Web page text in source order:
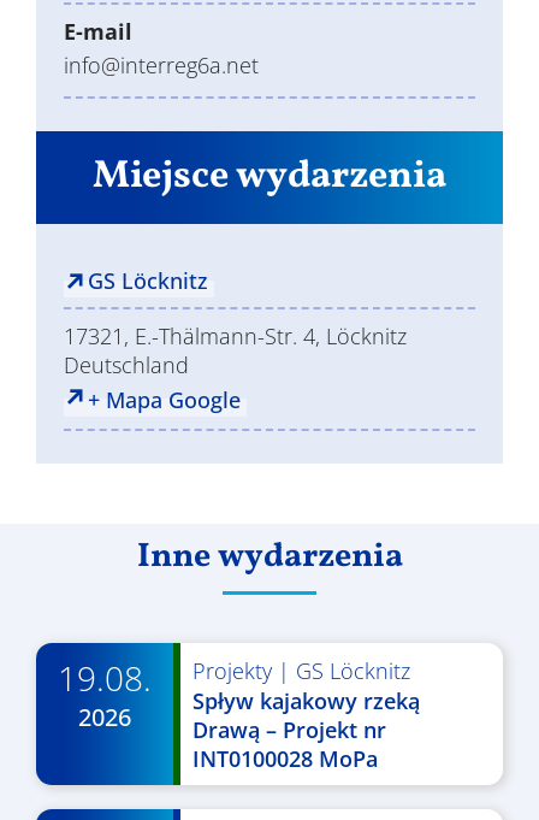
Miejsce wydarzenia
GS Löcknitz
17321, E.-Thälmann-Str. 4, Löcknitz
Deutschland
+ Mapa Google
E-mail
info@interreg6a.net
Inne wydarzenia
19.08.
2026
Projekty| GS Löcknitz
Spływ kajakowy rzeką
Drawą – Projekt nr
INT0100028 MoPa